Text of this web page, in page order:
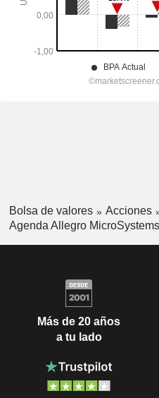
Bolsa de valores Acciones
Agenda Allegro
Más de 20 años
a tu lado